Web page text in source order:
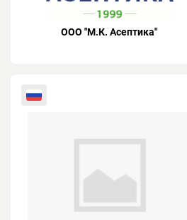
ООО "М.К. Асептика"